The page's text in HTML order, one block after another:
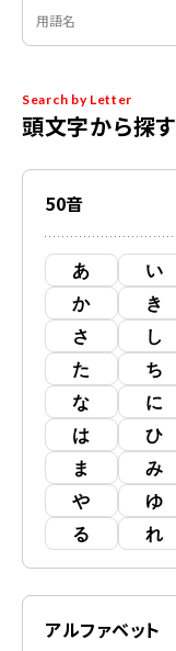
Search by Letter
頭文字から探す
50音
あ い
か
き
さ
し
た
ち
な
に
は
ひ
ま
み
や
ゆ
る
れ
アルファベット